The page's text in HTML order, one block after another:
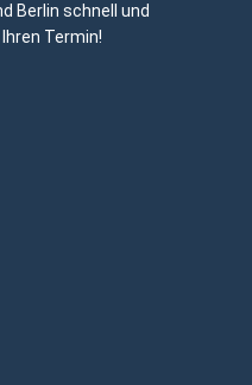
Berlin schnell und
Termin!